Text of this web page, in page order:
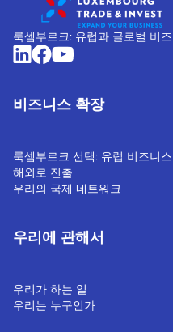
룩셈부르크: 유럽과 글로벌 비
비즈니스 확장
룩셈부르크 선택: 유럽 비즈니
해외로 진출
우리의 국제 네트워크
우리에 관해서
우리가 하는 일
우리는 누구인가